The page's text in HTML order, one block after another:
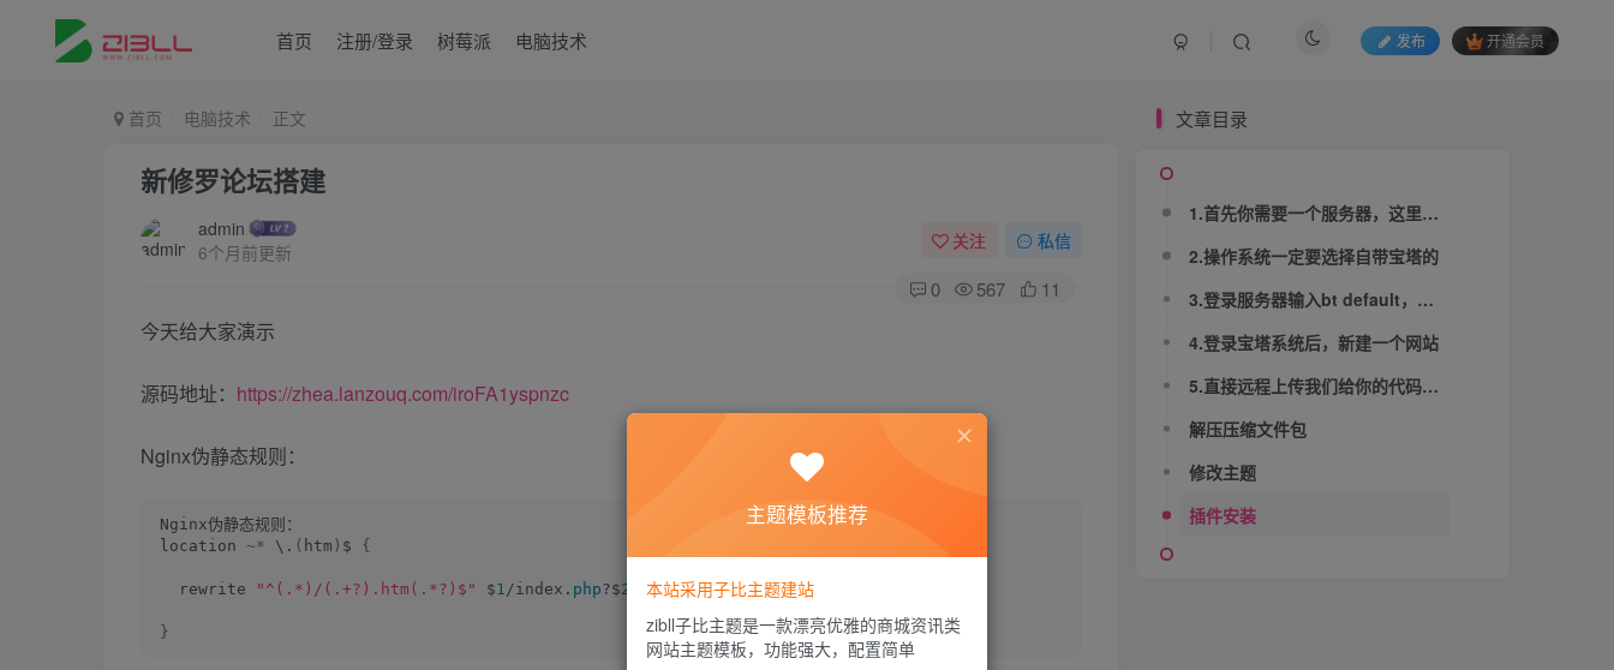
首页 注册/登录 树莓派 电脑技术 发布 开通会员
首页 电脑技术 正文
新修罗论坛搭建
admin
6个月前更新
关注 私信
0 567 11
今天给大家演示
源码地址： https://zhea.lanzouq.com/iroFA1yspnzc
Nginx伪静态规则：
Nginx伪静态规则：
location ~* \. ( htm ) $ {
  rewrite
"^(.*)/(.+?).htm(.*?)$" $1 /index. php?$2. htm$3 last;
}
文章目录
1.首先你需要一个服务器，这里我们推荐用小狗云的，实惠安全
2.操作系统一定要选择自带宝塔的
3.登录服务器输入bt default，查看宝塔系统账号密码
4.登录宝塔系统后，新建一个网站
5.直接远程上传我们给你的代码地址
解压压缩文件包
修改主题
插件安装
文章目录
1.首先你需要一个服务器，这里我们推荐用小狗云的，实惠安全
2.操作系统一定要选择自带宝塔的
3.登录服务器输入bt default，查看宝塔系统账号密码
4.登录宝塔系统后，新建一个网站
5.直接远程上传我们给你的代码地址
解压压缩文件包
修改主题
插件安装
主题模板推荐
本站采用子比主题建站
zibll子比主题是一款漂亮优雅的商城资讯类
网站主题模板，功能强大，配置简单